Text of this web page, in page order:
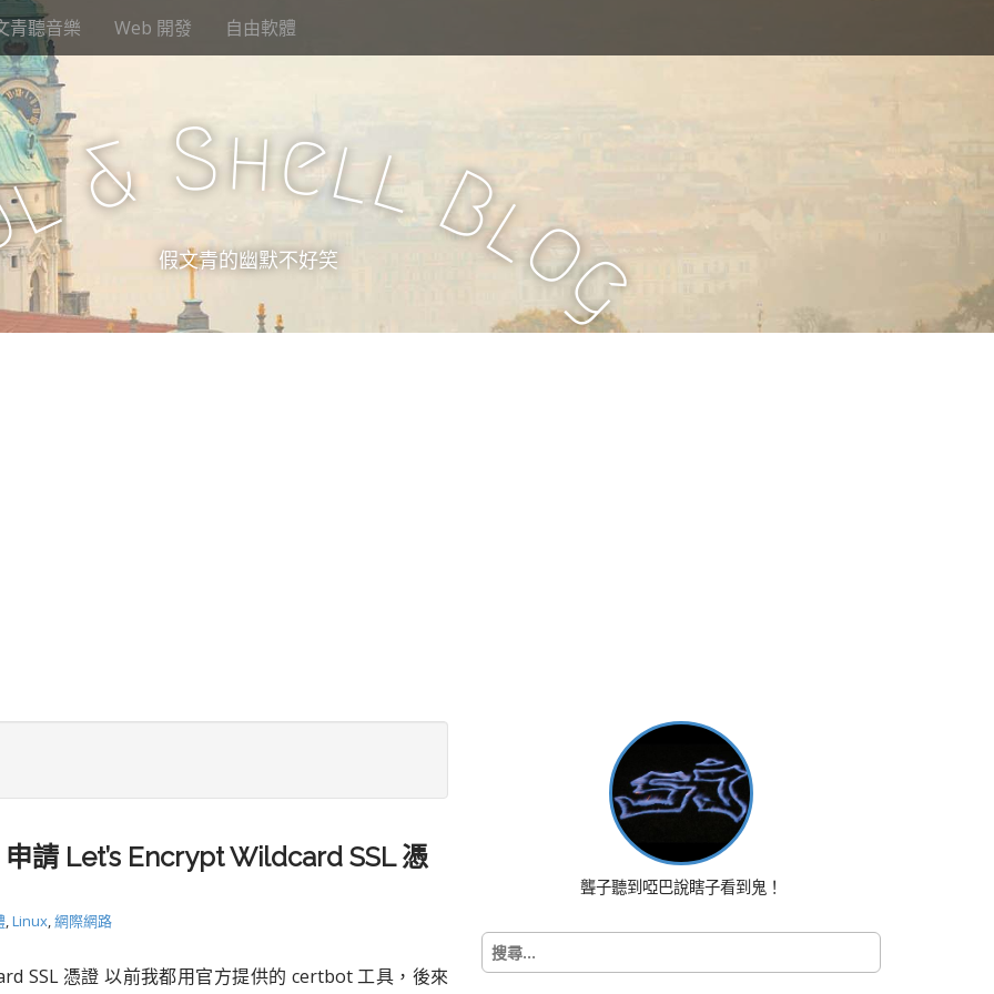
青聽音樂 Web 開發 自由軟體
& ShellBl
o
g
假文青的幽默不好笑
請 Let’s Encrypt Wildcard SSL 憑
,Linux,網際網路
SSL 憑證 以前我都用官方提供的 certbot 工具，後來
聾子聽到啞巴說瞎子看到鬼！
搜
尋